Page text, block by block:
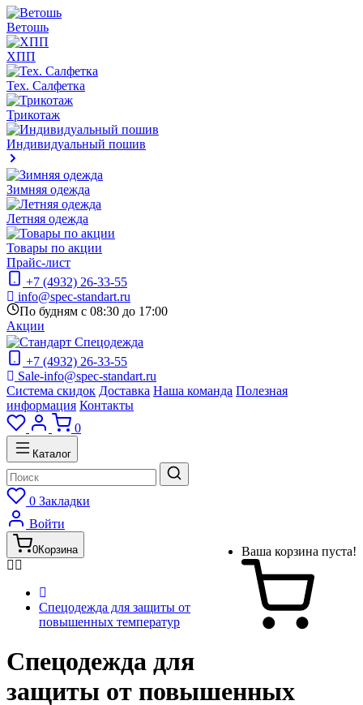
Ветошь
ХПП
Тех. Салфетка
Трикотаж
Индивидуальный пошив
Зимняя одежда
Летняя одежда
Товары по акции
Прайс-лист
+7 (4932) 26-33-55
info@spec-standart.ru
По будням с 08:30 до 17:00
Акции
+7 (4932) 26-33-55
Sale-info@spec-standart.ru
Система скидок Доставка Наша команда Полезная
информация Контакты
0
Каталог
0 Закладки
Войти
0Корзина Ваша корзина пуста!
Спецодежда для защиты от
повышенных температур
Спецодежда для
защиты от повышенных